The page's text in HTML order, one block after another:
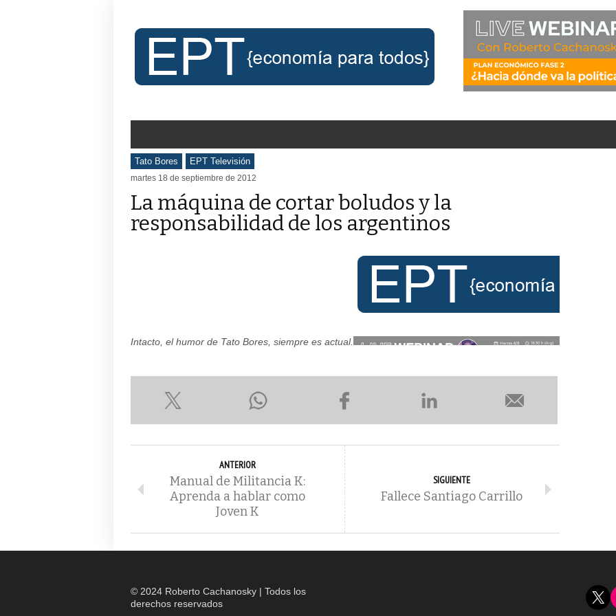
Tato Bores EPT Televisión
martes 18 de septiembre de 2012
La máquina de cortar boludos y la
responsabilidad de los argentinos
Intacto, el humor de Tato Bores, siempre es actual.
ANTERIOR
Manual de Militancia K:
Aprenda a hablar como
Joven K
SIGUIENTE
Fallece Santiago Carrillo
© 2024 Roberto Cachanosky | Todos los
derechos reservados
X